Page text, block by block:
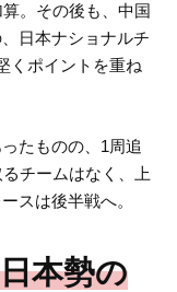
。その後も、中国
日本ナショナルチ
くポイントを重ね
たものの、1周追
チームはなく、上
スは後半戦へ。
本勢の